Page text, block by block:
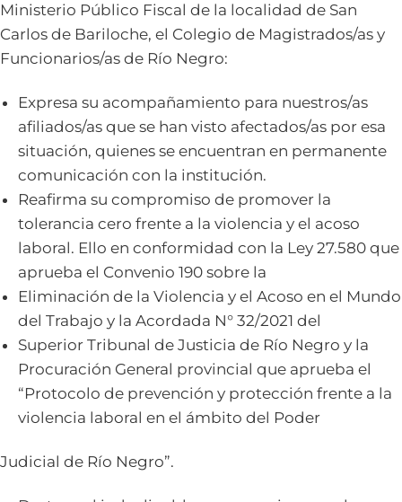
Ministerio Público Fiscal de la localidad de San
Carlos de Bariloche, el Colegio de Magistrados/as y
Funcionarios/as de Río Negro:
Expresa su acompañamiento para nuestros/as
afiliados/as que se han visto afectados/as por esa
situación, quienes se encuentran en permanente
comunicación con la institución.
Reafirma su compromiso de promover la
tolerancia cero frente a la violencia y el acoso
laboral. Ello en conformidad con la Ley 27.580 que
aprueba el Convenio 190 sobre la
Eliminación de la Violencia y el Acoso en el Mundo
del Trabajo y la Acordada N° 32/2021 del
Superior Tribunal de Justicia de Río Negro y la
Procuración General provincial que aprueba el
“Protocolo de prevención y protección frente a la
violencia laboral en el ámbito del Poder
Judicial de Río Negro”.